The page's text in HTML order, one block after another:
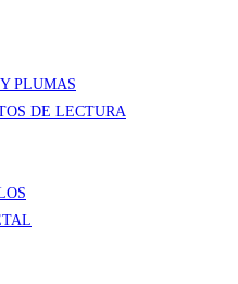
PLUMAS
DE LECTURA